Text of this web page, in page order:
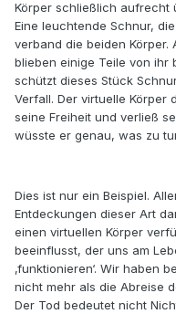
Körper schließlich aufrecht
Eine leuchtende Schnur,
verband die beiden Körper.
blieben einige Teile von ihr
schützt dieses Stück
Verfall. Der virtuelle Körper
seine Freiheit und verließ
wüsste er genau, was zu
Dies ist nur ein Beispiel.
Entdeckungen dieser Art
einen virtuellen Körper
beeinflusst, der uns am
‚funktionieren‘. Wir haben
nicht mehr als die Abreise
Der Tod bedeutet nicht